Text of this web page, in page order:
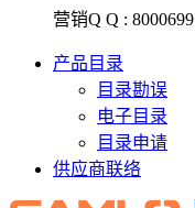
营销Q Q :
产品目录
目录勘误
电子目录
目录申请
供应商联络